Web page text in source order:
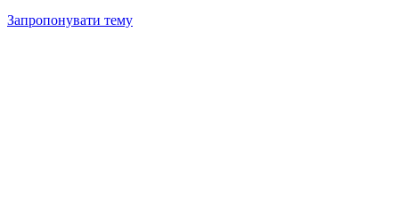
Запропонувати тему